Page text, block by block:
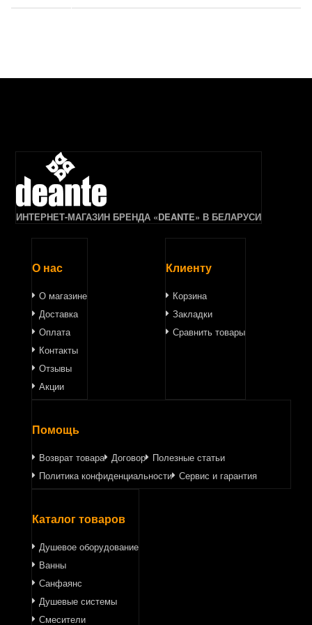
ИНТЕРНЕТ-МАГАЗИН БРЕНДА «DEANTE» В БЕЛАРУСИ
О нас
О магазине
Доставка
Оплата
Контакты
Отзывы
Акции
Клиенту
Корзина
Закладки
Сравнить товары
Помощь
Возврат товара Договор Полезные статьи
Политика конфиденциальности Сервис и гарантия
Каталог товаров
Душевое оборудование
Ванны
Санфаянс
Душевые системы
Смесители